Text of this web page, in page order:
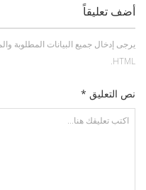
أضف تعليقاً
يرجى إدخال جميع البيانات المطلوبة
HTML.
نص التعليق *